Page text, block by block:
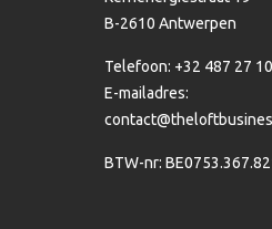
B-2610 Antwerpen
Telefoon: +32 487 27
E-mailadres:
BTW-nr: